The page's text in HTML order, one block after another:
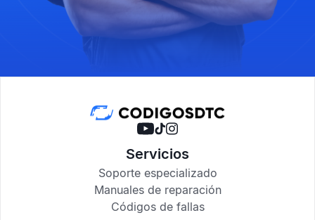
Servicios
Soporte especializado
Manuales de reparación
Códigos de fallas